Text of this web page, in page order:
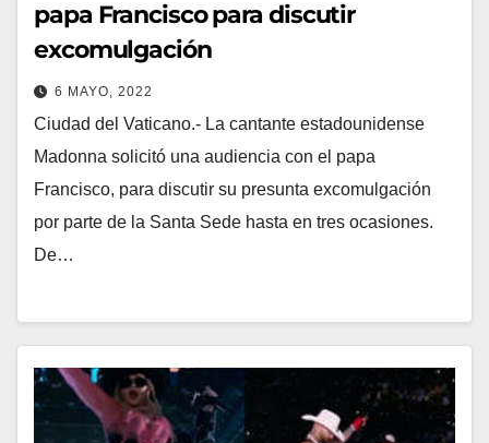
papa Francisco para discutir
excomulgación
6 MAYO, 2022
Ciudad del Vaticano.- La cantante estadounidense
Madonna solicitó una audiencia con el papa
Francisco, para discutir su presunta excomulgación
por parte de la Santa Sede hasta en tres ocasiones.
De…